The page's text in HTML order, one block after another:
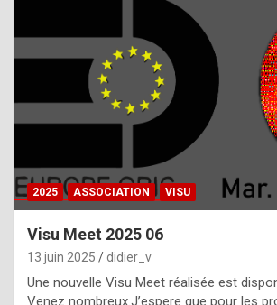
h
a
t
2025 ASSOCIATION VISU
Visu Meet 2025 06
13 juin 2025 didier_v
Une nouvelle Visu Meet réalisée est
Venez nombreux.J’espere que pour les